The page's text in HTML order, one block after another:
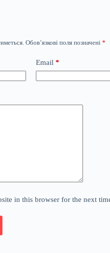
Обов’язкові поля позначені *
Email *
in this browser for the next